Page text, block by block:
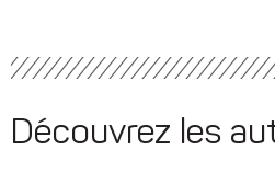
Découvrez les